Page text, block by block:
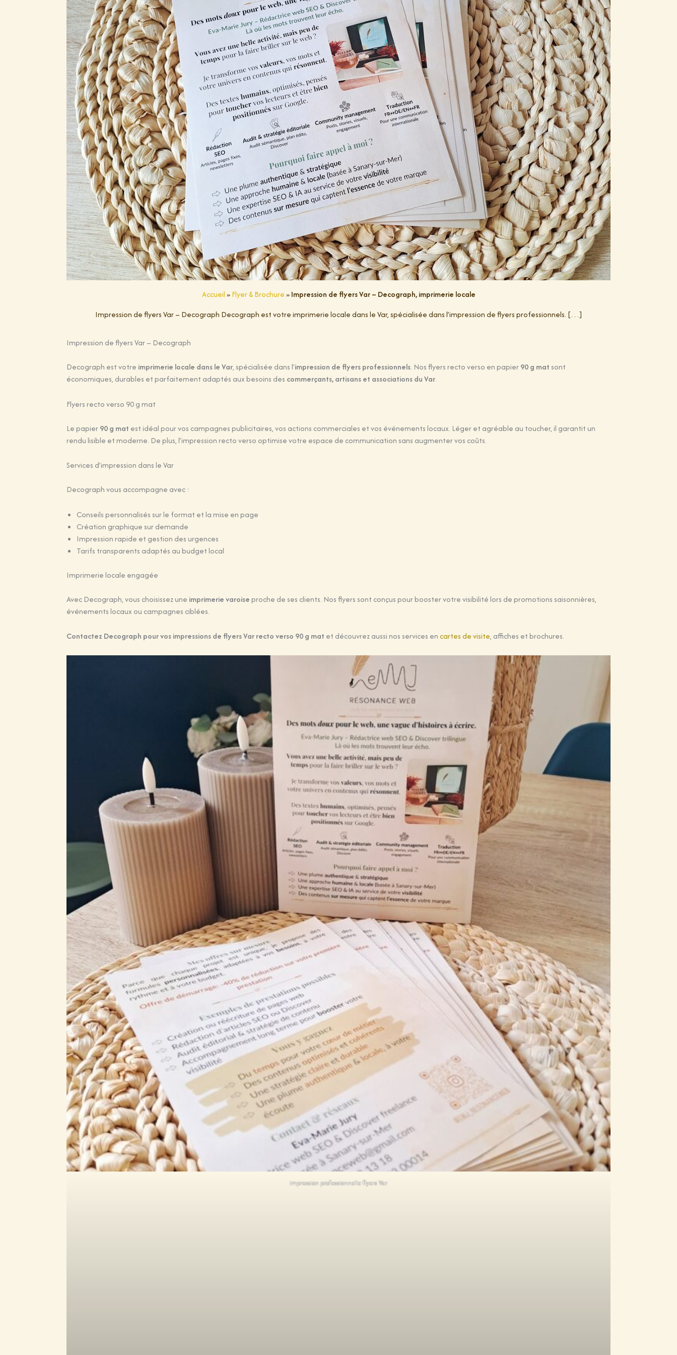
Accueil»Flyer & Brochure»Impression de flyers Var – Decograph, imprimerie locale
Impression de flyers Var – Decograph Decograph est votre imprimerie locale dans le Var, spécialisée dans l’impression de flyers professionnels. […]
Impression de flyers Var – Decograph
Decograph est votre imprimerie locale dans le Var, spécialisée dans l’impression de flyers professionnels. Nos flyers recto verso en papier90 g mat sont
économiques, durables et parfaitement adaptés aux besoins des commerçants, artisans et associations du Var.
Flyers recto verso 90 g mat
Le papier90 g mat est idéal pour vos campagnes publicitaires, vos actions commerciales et vos événements locaux. Léger et agréable au toucher, il garantit un
rendu lisible et moderne. De plus, l’impression recto verso optimise votre espace de communication sans augmenter vos coûts.
Services d’impression dans le Var
Decograph vous accompagne avec :
Conseils personnalisés sur le format et la mise en page
Création graphique sur demande
Impression rapide et gestion des urgences
Tarifs transparents adaptés au budget local
Imprimerie locale engagée
Avec Decograph, vous choisissez une imprimerie varoise proche de ses clients. Nos flyers sont conçus pour booster votre visibilité lors de promotions saisonnières,
événements locaux ou campagnes ciblées.
Contactez Decograph pour vos impressions de flyers Var recto verso 90 g mat et découvrez aussi nos services encartes de visite, affiches et brochures.
impression professionnelleflyers Var